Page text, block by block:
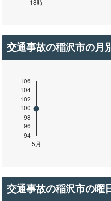
交通事故の稲沢市の月
交通事故の稲沢市の曜